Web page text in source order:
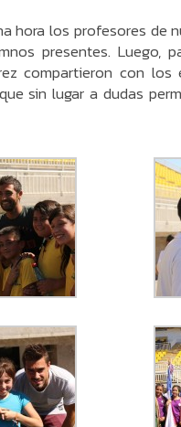
hora los profesores de
presentes. Luego,
compartieron con los
sin lugar a dudas